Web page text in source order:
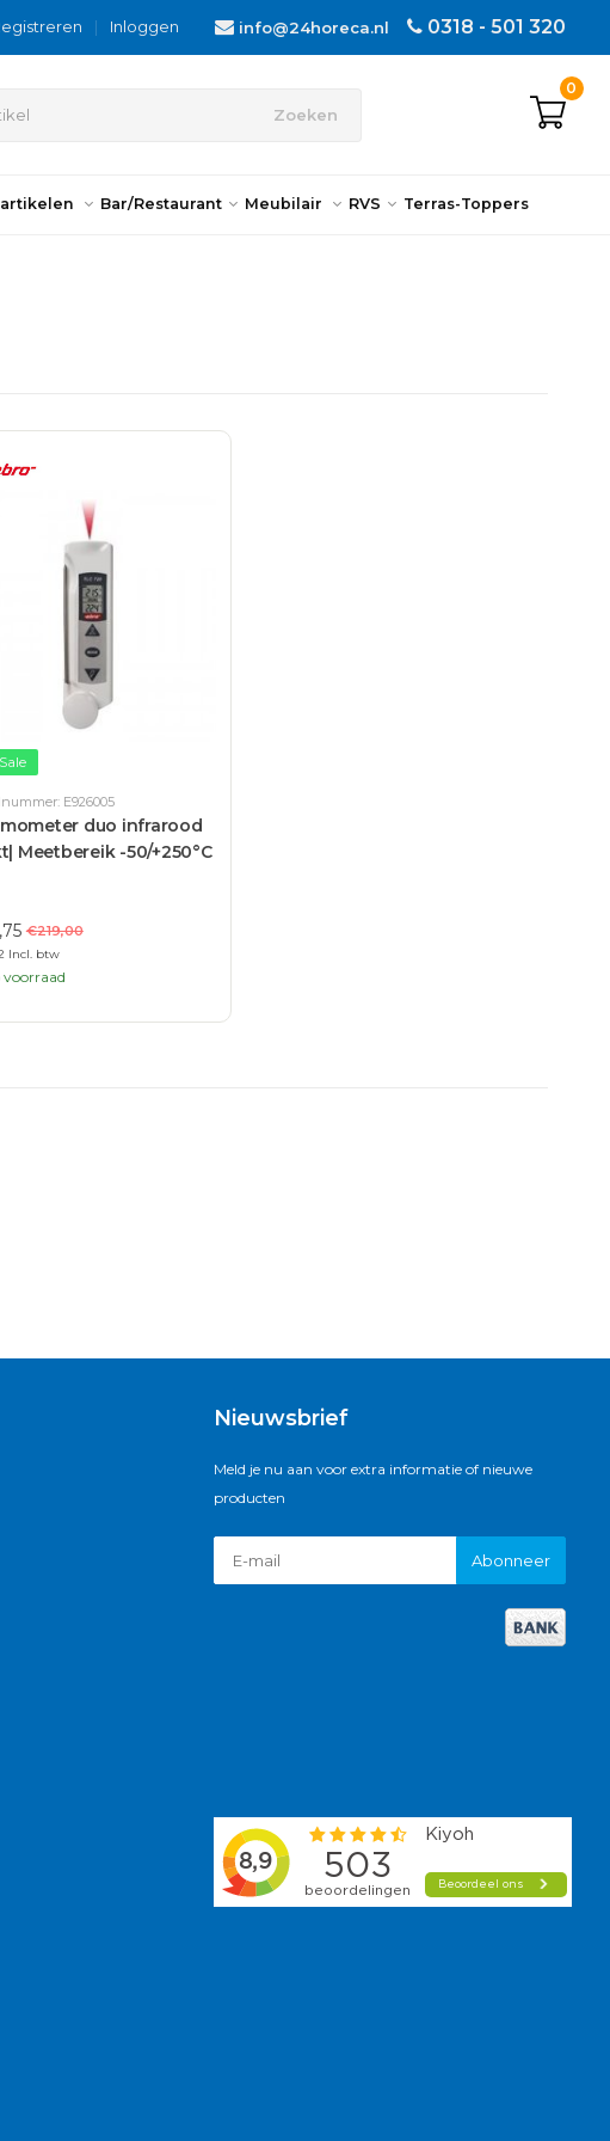
0318 - 501 320
info@24horeca.nl
Inloggen
|
Zoeken
0
Bar/Restaurant Meubilair RVS Terras-Toppers
E926005
duo infrarood
Meetbereik -50/+250°C
€219,00
Incl. btw
voorraad
Nieuwsbrief
Meld je nu aan voor extra informatie of nieuwe
producten
Abonneer